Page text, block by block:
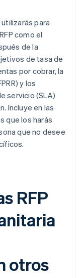
para
como el
de la
de tasa de
por cobrar, la
y los
servicio (SLA)
Incluye en las
que los harás
que no desee
RFP
otros